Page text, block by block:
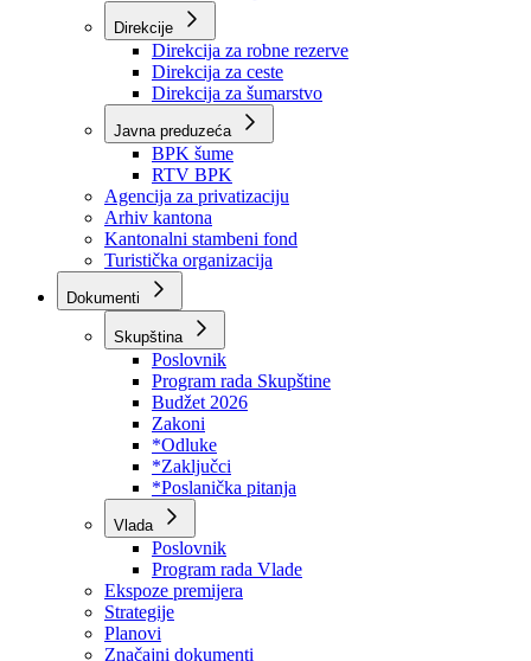
Kantonalna uprava za inspekcijske poslove
Kantonalna uprava civilne zaštite
Direkcije
Direkcija za robne rezerve
Direkcija za ceste
Direkcija za šumarstvo
Javna preduzeća
BPK šume
RTV BPK
Agencija za privatizaciju
Arhiv kantona
Kantonalni stambeni fond
Turistička organizacija
Dokumenti
Skupština
Poslovnik
Program rada Skupštine
Budžet 2026
Zakoni
*Odluke
*Zaključci
*Poslanička pitanja
Vlada
Poslovnik
Program rada Vlade
Ekspoze premijera